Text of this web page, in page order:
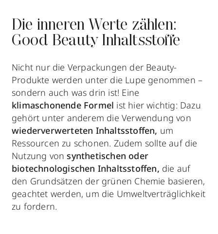
Die inneren Werte zählen:
Good Beauty Inhaltsstoffe
Nicht nur die Verpackungen der Beauty-
Produkte werden unter die Lupe genommen –
sondern auch was drin ist! Eine
klimaschonende Formel ist hier wichtig: Dazu
gehört unter anderem die Verwendung von
wiederverwerteten Inhaltsstoffen, um
Ressourcen zu schonen. Zudem sollte auf die
Nutzung von synthetischen oder
biotechnologischen Inhaltsstoffen, die auf
den Grundsätzen der grünen Chemie basieren,
geachtet werden, um die Umweltverträglichkeit
zu fordern.